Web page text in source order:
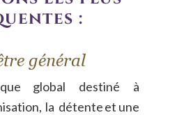
:
général
global destiné
à
la détenteet une